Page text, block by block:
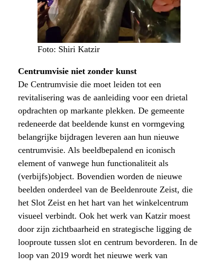
Foto: Shiri Katzir
Centrumvisie niet zonder kunst
De Centrumvisie die moet leiden tot een
revitalisering was de aanleiding voor een drietal
opdrachten op markante plekken. De gemeente
redeneerde dat beeldende kunst en vormgeving
belangrijke bijdragen leveren aan hun nieuwe
centrumvisie. Als beeldbepalend en iconisch
element of vanwege hun functionaliteit als
(verbijfs)object. Bovendien worden de nieuwe
beelden onderdeel van de Beeldenroute Zeist, die
het Slot Zeist en het hart van het winkelcentrum
visueel verbindt. Ook het werk van Katzir moest
door zijn zichtbaarheid en strategische ligging de
looproute tussen slot en centrum bevorderen. In de
loop van 2019 wordt het nieuwe werk van